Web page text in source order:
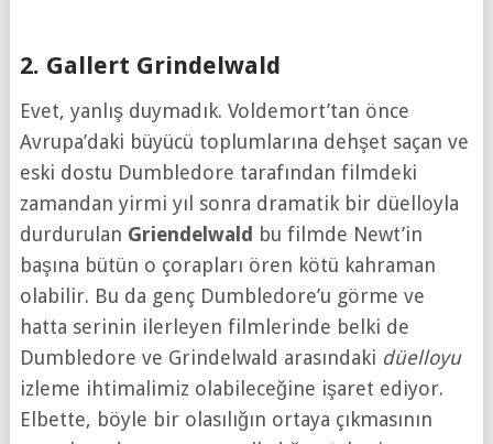
2. Gallert Grindelwald
Evet, yanlış duymadık. Voldemort’tan önce
Avrupa’daki büyücü toplumlarına dehşet saçan ve
eski dostu Dumbledore tarafından filmdeki
zamandan yirmi yıl sonra dramatik bir düelloyla
durdurulan Griendelwald bu filmde Newt’in
başına bütün o çorapları ören kötü kahraman
olabilir. Bu da genç Dumbledore’u görme ve
hatta serinin ilerleyen filmlerinde belki de
Dumbledore ve Grindelwald arasındaki düelloyu
izleme ihtimalimiz olabileceğine işaret ediyor.
Elbette, böyle bir olasılığın ortaya çıkmasının